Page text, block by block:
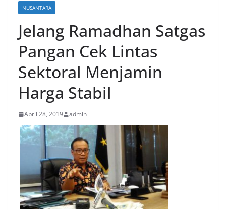
NUSANTARA
Jelang Ramadhan Satgas
Pangan Cek Lintas
Sektoral Menjamin
Harga Stabil
April 28, 2019 admin